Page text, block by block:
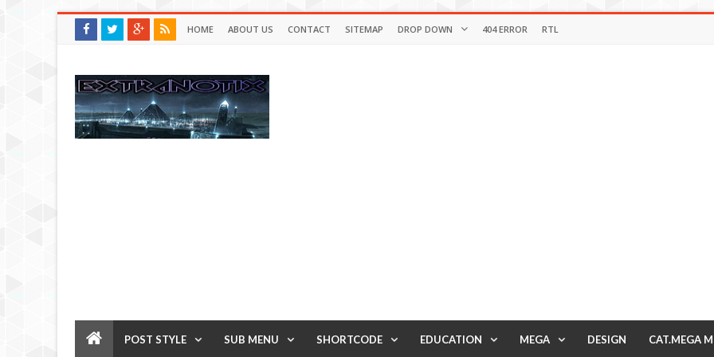
HOME ABOUT US CONTACT SITEMAP DROP DOWN 404 ERROR RTL
POST STYLE SUB MENU SHORTCODE EDUCATION MEGA DESIGN CAT.MEGA